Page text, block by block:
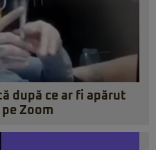
după ce ar fi apărut
Zoom